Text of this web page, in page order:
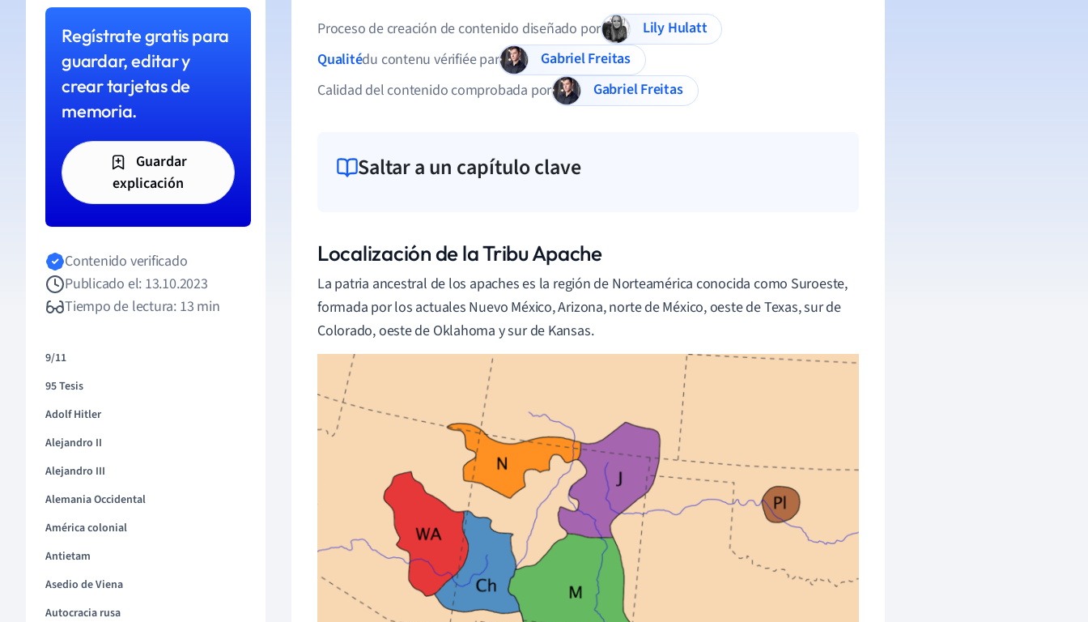
Regístrate gratis para
guardar, editar y
crear tarjetas de
memoria.
Guardar
explicación
Contenido verificado
Publicado el: 13.10.2023
Tiempo de lectura: 13 min
9/11
95 Tesis
Adolf Hitler
Alejandro II
Alejandro III
Alemania Occidental
América colonial
Antietam
Asedio de Viena
Autocracia rusa
Proceso de creación de contenido diseñado por
Lily Hulatt
Qualitédu contenu vérifiée par
Gabriel Freitas
Calidad del contenido comprobada por
Gabriel Freitas
Saltar a un capítulo clave
Localización de la Tribu Apache
La patria ancestral de los apaches es la región de Norteamérica conocida como Suroeste,
formada por los actuales Nuevo México, Arizona, norte de México, oeste de Texas, sur de
Colorado, oeste de Oklahoma y sur de Kansas.